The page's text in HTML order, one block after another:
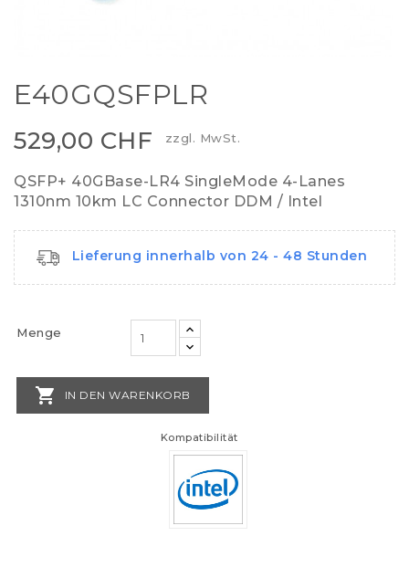
E40GQSFPLR
529,00 CHF zzgl. MwSt.
QSFP+ 40GBase-LR4 SingleMode 4-Lanes
1310nm 10km LC Connector DDM / Intel
Lieferung innerhalb von 24 - 48 Stunden
Menge
 IN DEN WARENKORB
Kompatibilität